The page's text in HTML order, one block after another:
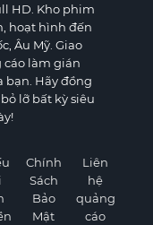
HD. Kho phim
hoạt hình đến
Âu Mỹ. Giao
làm gián
Hãy đồng
lỡ bất kỳ siêu
Chính
Sách
Bảo
Mật
Liên
hệ
quảng
cáo